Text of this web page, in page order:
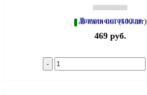
В наличии (100 шт)
469 руб.